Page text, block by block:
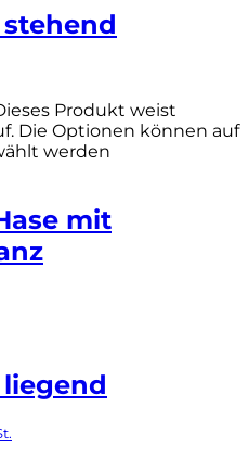
Produkt weist
Die Optionen können auf
werden
mit